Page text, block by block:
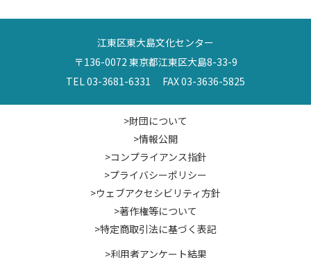
江東区東大島文化センター
〒136-0072 東京都江東区大島8-33-9
TEL 03-3681-6331 FAX 03-3636-5825
>財団について
>情報公開
>コンプライアンス指針
>プライバシーポリシー
>ウェブアクセシビリティ方針
>著作権等について
>特定商取引法に基づく表記
>利用者アンケート結果